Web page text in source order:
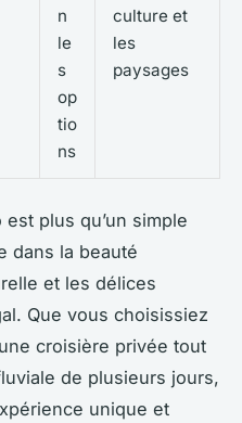
n
le
s
op
tio
ns
culture et
les
paysages
plus qu’un simple
dans la beauté
et les délices
Que vous choisissiez
croisière privée tout
de plusieurs jours,
unique et